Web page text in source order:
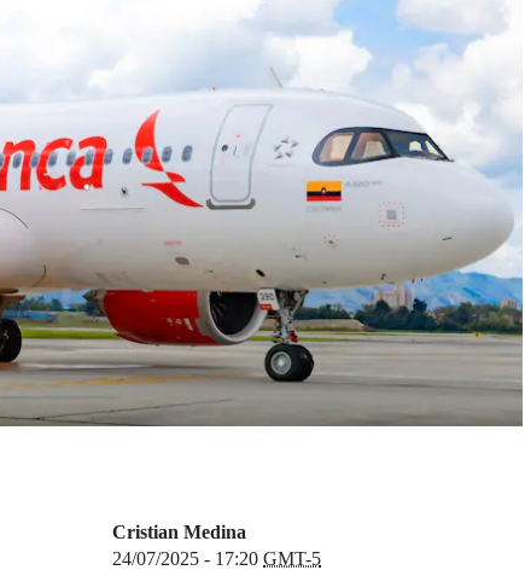
Cristian Medina
24/07/2025 - 17:20 GMT-5